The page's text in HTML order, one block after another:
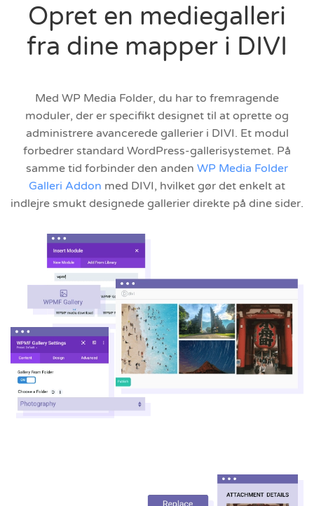
Opret en mediegalleri
fra dine mapper i DIVI
Med WP Media Folder, du har to fremragende
moduler, der er specifikt designet til at oprette og
administrere avancerede gallerier i DIVI. Et modul
forbedrer standard WordPress-gallerisystemet. På
samme tid forbinder den anden WP Media Folder
Galleri Addon med DIVI, hvilket gør det enkelt at
indlejre smukt designede gallerier direkte på dine sider.